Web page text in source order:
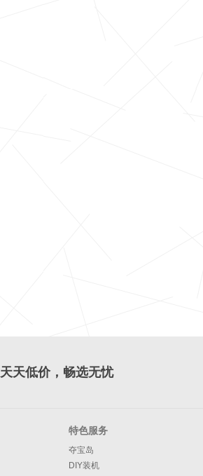
天天低价，畅选无忧
特色服务
夺宝岛
DIY装机